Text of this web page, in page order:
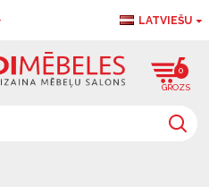
LATVIEŠU
0